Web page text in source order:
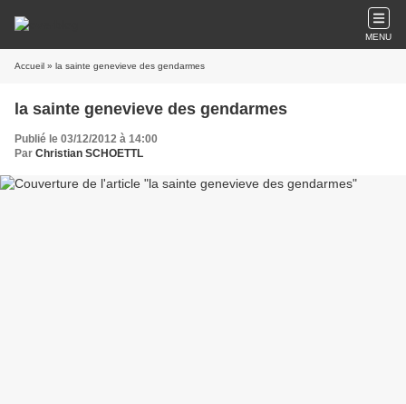
MENU
Accueil » la sainte genevieve des gendarmes
la sainte genevieve des gendarmes
Publié le 03/12/2012 à 14:00
Par Christian SCHOETTL